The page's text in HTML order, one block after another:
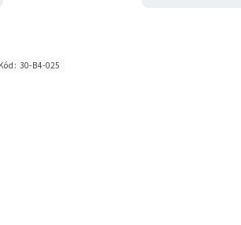
30-B4-025